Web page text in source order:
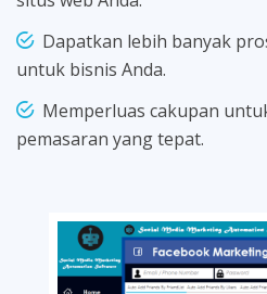
Dapatkan lebih banyak
untuk bisnis Anda.
Memperluas cakupan
pemasaran yang tepat.